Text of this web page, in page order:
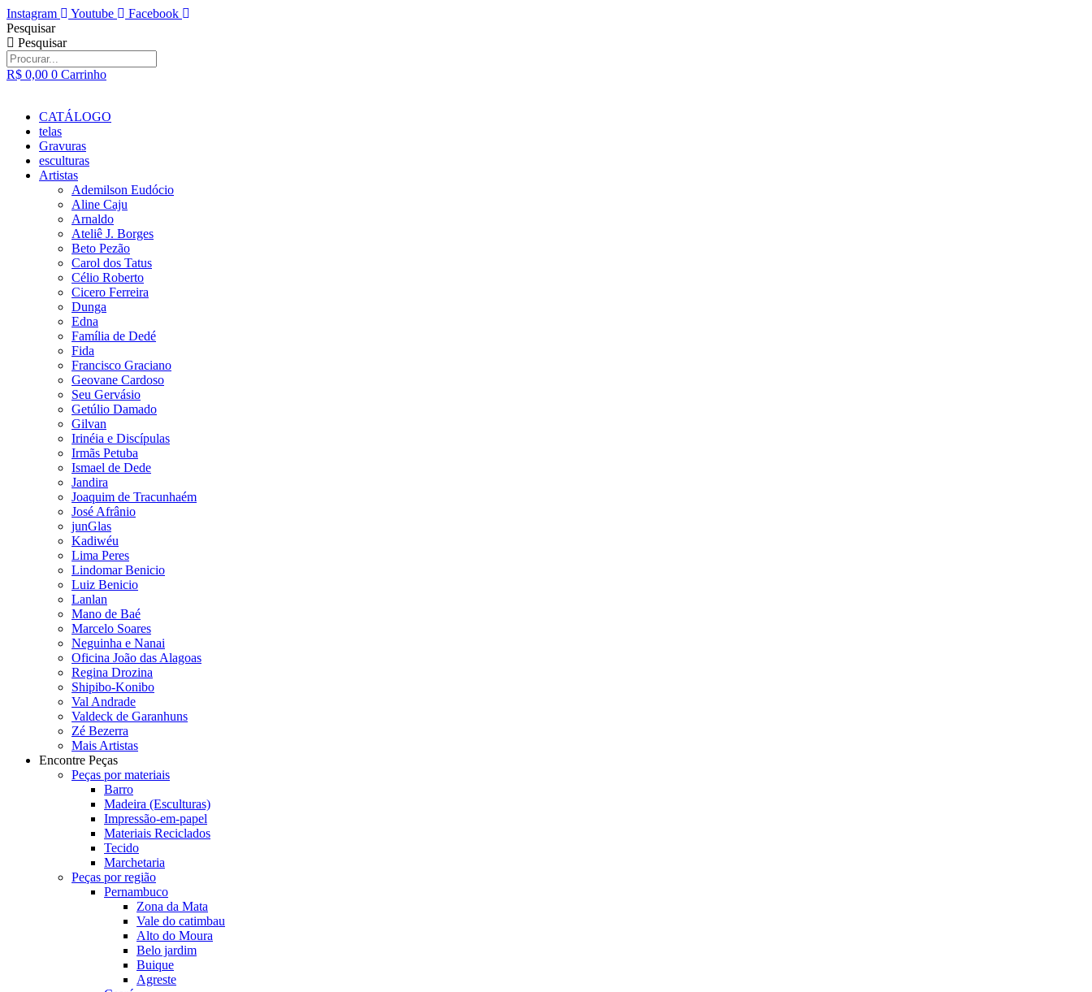
Ir
para
o
conteúdo
Instagram Youtube
Facebook
Pesquisar
Pesquisar
R$ 0,00 0 Carrinho
CATÁLOGO
telas
Gravuras
esculturas
Artistas
Ademilson Eudócio
Aline Caju
Arnaldo
Ateliê J. Borges
Beto Pezão
Carol dos Tatus
Célio Roberto
Cicero Ferreira
Dunga
Edna
Família de Dedé
Fida
Francisco Graciano
Geovane Cardoso
Seu Gervásio
Getúlio Damado
Gilvan
Irinéia e Discípulas
Irmãs Petuba
Ismael de Dede
Jandira
Joaquim de Tracunhaém
José Afrânio
junGlas
Kadiwéu
Lima Peres
Lindomar Benicio
Luiz Benicio
Lanlan
Mano de Baé
Marcelo Soares
Neguinha e Nanai
Oficina João das Alagoas
Regina Drozina
Shipibo-Konibo
Val Andrade
Valdeck de Garanhuns
Zé Bezerra
Mais Artistas
Encontre Peças
Peças por materiais
Barro
Madeira (Esculturas)
Impressão-em-papel
Materiais Reciclados
Tecido
Marchetaria
Peças por região
Pernambuco
Zona da Mata
Vale do catimbau
Alto do Moura
Belo jardim
Buique
Agreste